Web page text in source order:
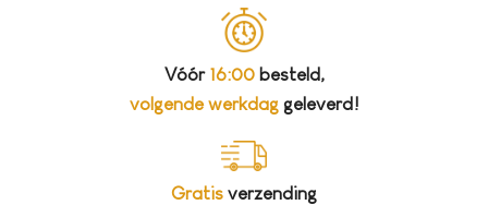
Vóór 16:00besteld,
volgende werkdaggeleverd!
Gratis verzending